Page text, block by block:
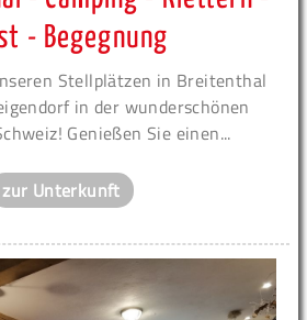
- Begegnung
Stellplätzen in Breitenthal
in der wunderschönen
Genießen Sie einen...
zur Unterkunft